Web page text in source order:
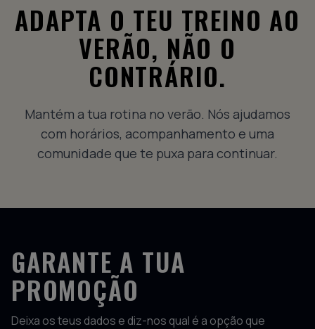
ADAPTA O TEU TREINO AO
VERÃO, NÃO O
CONTRÁRIO.
Mantém a tua rotina no verão. Nós ajudamos
com horários, acompanhamento e uma
comunidade que te puxa para continuar.
GARANTE A TUA
PROMOÇÃO
Deixa os teus dados e diz-nos qual é a opção que